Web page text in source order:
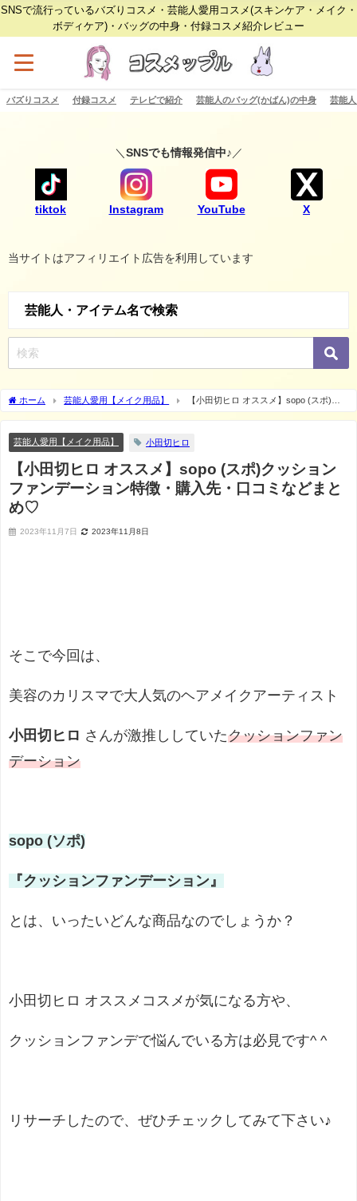
SNSで流行っているバズりコスメ・芸能人愛用コスメ(スキンケア・メイク・
ボディケア)・バッグの中身・付録コスメ紹介レビュー
バズりコスメ 付録コスメ テレビで紹介 芸能人のバッグ(かばん)の中身 芸能
＼ SNSでも情報発信中♪ ／
tiktok Instagram YouTube X
当サイトはアフィリエイト広告を利用しています
芸能人・アイテム名で検索
ホーム 芸能人愛用【メイク用品】
【小田切ヒロ オススメ】sopo (スポ)ク
ッションファンデーション特徴・購入先・口コミなどまとめ♡
芸能人愛用【メイク用品】 小田切ヒロ
【小田切ヒロ オススメ】sopo (スポ)クッション
ファンデーション特徴・購入先・口コミなどまと
め♡
2023年11月7日 2023年11月8日
そこで今回は、
美容のカリスマで大人気のヘアメイクアーティスト
小田切ヒロ さんが激推ししていたクッションファン
デーション
sopo (ソポ)
『クッションファンデーション』
とは、いったいどんな商品なのでしょうか？
小田切ヒロ オススメコスメが気になる方や、
クッションファンデで悩んでいる方は必見です^ ^
リサーチしたので、ぜひチェックしてみて下さい♪